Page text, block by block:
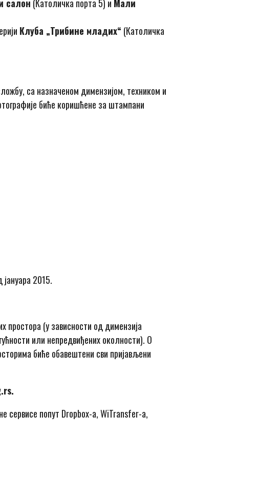
салон (Католичка порта 5) и Мали
Клуба „Трибине младих“ (Католичка
са назначеном димензијом, техником и
биће коришћене за штампани
2015.
простора (у зависности од димензија
или непредвиђених околности). О
биће обавештени сви пријављени
.
сервисе попут Dropbox-а, WiTransfer-a,